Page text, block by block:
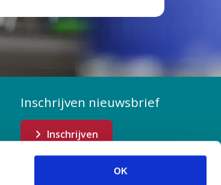
OK
Inschrijven nieuwsbrief
Inschrijven